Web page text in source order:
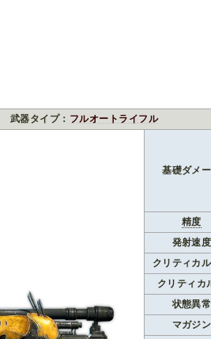
武器タイプ： フルオートライフル
基礎ダメ
精度
発射速度
クリティカ
クリティカ
状態異常
マガジン